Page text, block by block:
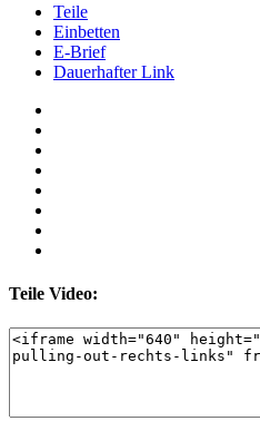
Teile
Einbetten
E-Brief
Dauerhafter Link
Teile Video: